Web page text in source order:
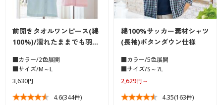
前開きタオルワンピース(綿
100%)/濡れたままでも羽…
■カラー/2色展開
■サイズ/M～L
3,630円
4.6(344件)
綿100%サッカー素材シャツ
(長袖)ボタンダウン仕様
■カラー/5色展開
■サイズ/S～7L
2,629円～
4.35(163件)